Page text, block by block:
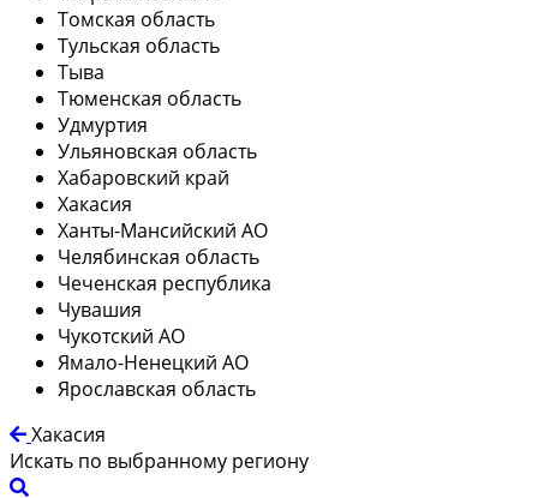
Томская область
Тульская область
Тыва
Тюменская область
Удмуртия
Ульяновская область
Хабаровский край
Хакасия
Ханты-Мансийский АО
Челябинская область
Чеченская республика
Чувашия
Чукотский АО
Ямало-Ненецкий АО
Ярославская область
Хакасия
Искать по выбранному региону